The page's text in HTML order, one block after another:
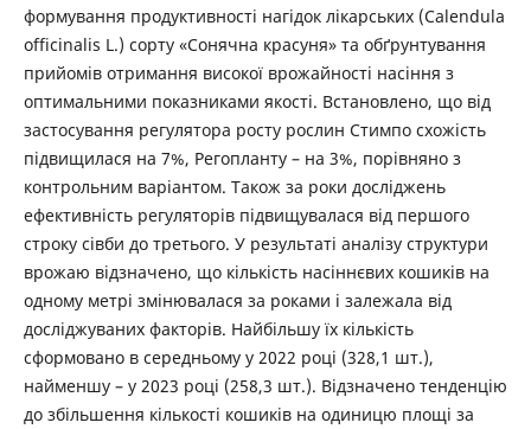
формування продуктивності нагідок лікарських (Calendula
officinalis L.) сорту «Сонячна красуня» та обґрунтування
прийомів отримання високої врожайності насіння з
оптимальними показниками якості. Встановлено, що від
застосування регулятора росту рослин Стимпо схожість
підвищилася на 7%, Регопланту – на 3%, порівняно з
контрольним варіантом. Також за роки досліджень
ефективність регуляторів підвищувалася від першого
строку сівби до третього. У результаті аналізу структури
врожаю відзначено, що кількість насіннєвих кошиків на
одному метрі змінювалася за роками і залежала від
досліджуваних факторів. Найбільшу їх кількість
сформовано в середньому у 2022 році (328,1 шт.),
найменшу – у 2023 році (258,3 шт.). Відзначено тенденцію
до збільшення кількості кошиків на одиницю площі за